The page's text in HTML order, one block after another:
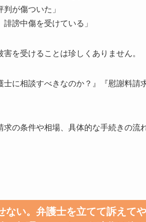
が傷ついた」
謗中傷を受けている」
を受けることは珍しくありません。
に相談すべきなのか？』『慰謝料請
の条件や相場、具体的な手続きの流
ない。弁護士を立てて訴えてや